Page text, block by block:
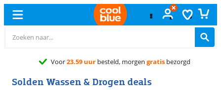
Voor23.59 uurbesteld, morgen gratisbezorgd
Solden Wassen & Drogen deals